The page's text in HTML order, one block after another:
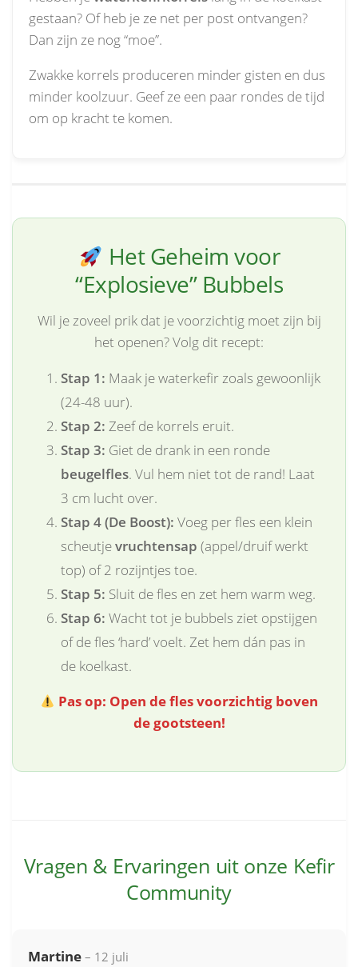
gestaan? Of heb je ze net per post ontvangen?
Dan zijn ze nog “moe”.
Zwakke korrels produceren minder gisten en dus
minder koolzuur. Geef ze een paar rondes de tijd
om op kracht te komen.
Het Geheim voor
“Explosieve” Bubbels
Wil je zoveel prik dat je voorzichtig moet zijn bij
het openen? Volg dit recept:
Stap 1: Maak je waterkefir zoals gewoonlijk
(24-48 uur).
Stap 2: Zeef de korrels eruit.
Stap 3: Giet de drank in een ronde
beugelfles. Vul hem niet tot de rand! Laat
3 cm lucht over.
Stap 4 (De Boost): Voeg per fles een klein
scheutjevruchtensap (appel/druif werkt
top) of 2 rozijntjes toe.
Stap 5: Sluit de fles en zet hem warm weg.
Stap 6: Wacht tot je bubbels ziet opstijgen
of de fles ‘hard’ voelt. Zet hem dán pas in
de koelkast.
Pas op: Open de fles voorzichtig boven
de gootsteen!
Vragen & Ervaringen uit onze Kefir
Community
Martine – 12 juli